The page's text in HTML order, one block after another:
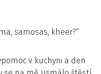
samosas, kheer?“
v kuchyni a den